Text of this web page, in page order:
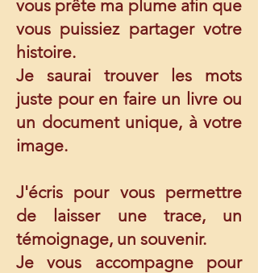
vous prête ma plume afin que
vous puissiez partager votre
histoire.
Je saurai trouver les mots
juste pour en faire un livre ou
un document unique, à votre
image.
J'écris pour vous permettre
de laisser une trace, un
témoignage, un souvenir.
Je vous accompagne pour